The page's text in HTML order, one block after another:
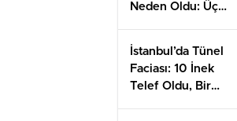
Neden Oldu: Üç
Anları
İstanbul’da Tünel
Faciası: 10 İnek
Telef Oldu, Bir